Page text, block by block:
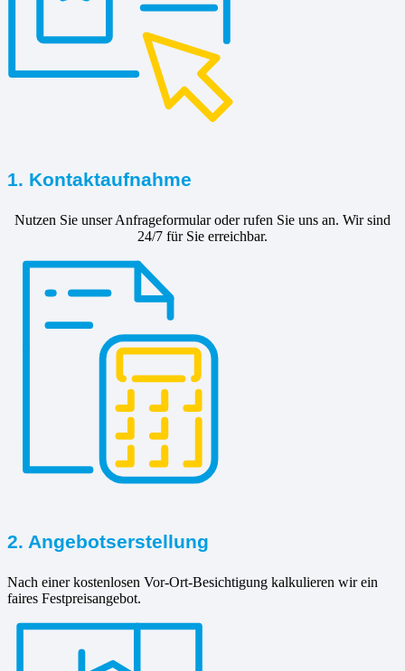
1. Kontaktaufnahme
Nutzen Sie unser Anfrageformular oder rufen Sie uns an. Wir sind
24/7 für Sie erreichbar.
2. Angebotserstellung
Nach einer kostenlosen Vor-Ort-Besichtigung kalkulieren wir ein
faires Festpreisangebot.